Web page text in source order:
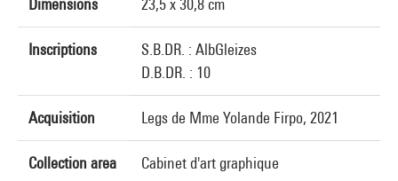
Dimensions 23,5 x 30,8 cm
Inscriptions
S.B.DR. : AlbGleizes
D.B.DR. : 10
Acquisition Legs de Mme Yolande Firpo, 2021
Collection area Cabinet d'art graphique